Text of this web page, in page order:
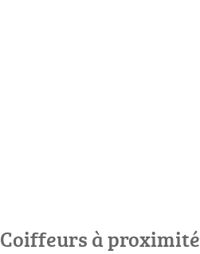
Coiffeurs à proximité